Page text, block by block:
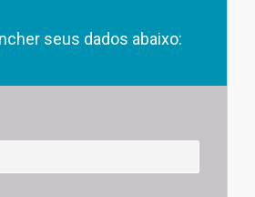
seus dados abaixo: